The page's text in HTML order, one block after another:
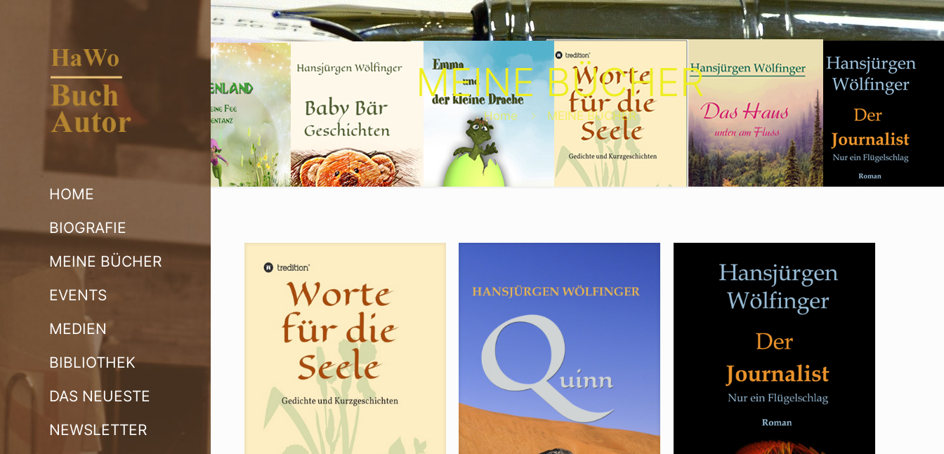
HOME
BIOGRAFIE
MEINE BÜCHER
EVENTS
MEDIEN
BIBLIOTHEK
DAS NEUESTE
NEWSLETTER
MEINE BÜCHER
Home MEINE BÜCHER